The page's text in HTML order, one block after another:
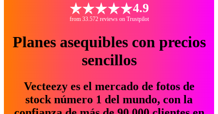
4.9
from 33.572 reviews on Trustpilot
Planes asequibles con precios
sencillos
Vecteezy es el mercado de fotos de
stock número 1 del mundo, con la